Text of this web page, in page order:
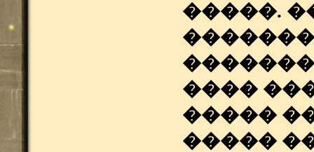
�����.
����
�����
�����